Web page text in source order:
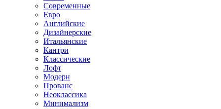
Современные
Евро
Английские
Дизайнерские
Итальянские
Кантри
Классические
Лофт
Модерн
Прованс
Неоклассика
Минимализм